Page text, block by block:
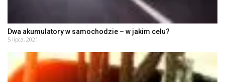
Dwa akumulatory w samochodzie – w jakim celu?
5 lipca, 2021